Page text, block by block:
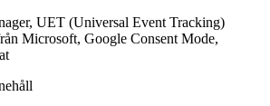
UET (Universal Event Tracking)
Microsoft, Google Consent Mode,